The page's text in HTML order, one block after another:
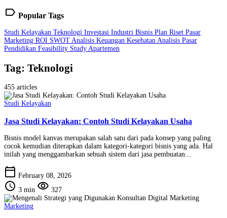
label Popular Tags
Studi Kelayakan Teknologi Investasi Industri Bisnis Plan Riset Pasar
Marketing ROI SWOT Analisis Keuangan Kesehatan Analisis Pasar
Pendidikan Feasibility Study Apartemen
Tag: Teknologi
455 articles
Studi Kelayakan
Jasa Studi Kelayakan: Contoh Studi Kelayakan Usaha
Bisnis model kanvas merupakan salah satu dari pada konsep yang paling
cocok kemudian diterapkan dalam kategori-kategori bisnis yang ada. Hal
inilah yang menggambarkan sebuah sistem dari jasa pembuatan...
calendar_today February 08, 2026
schedule 3 min visibility 327
Marketing